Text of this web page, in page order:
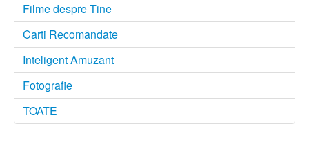
Filme despre Tine
Carti Recomandate
Inteligent Amuzant
Fotografie
TOATE